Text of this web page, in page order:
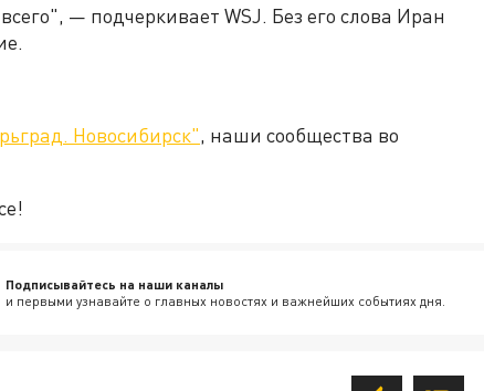
— подчеркивает WSJ. Без его слова Иран
Новосибирск", наши сообщества во
Подписывайтесь на наши каналы
и первыми узнавайте о главных новостях и важнейших событиях дня.